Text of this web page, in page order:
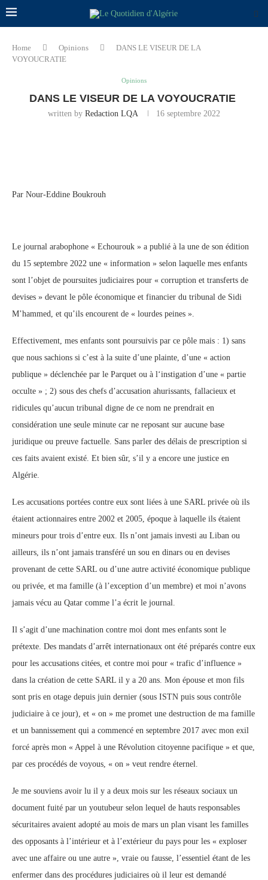
Home Opinions
DANS LE VISEUR DE LA
VOYOUCRATIE
Opinions
DANS LE VISEUR DE LA VOYOUCRATIE
written by Redaction LQA 16 septembre 2022
Par Nour-Eddine Boukrouh
Le journal arabophone « Echourouk » a publié à la une de son édition
du 15 septembre 2022 une ‎‎« information » selon laquelle mes enfants
sont l’objet de poursuites judiciaires pour « corruption ‎et transferts de
devises » devant le pôle économique et financier du tribunal de Sidi
M’hammed, et ‎qu’ils encourent de « lourdes peines‏ ‏‎».‎
Effectivement, mes enfants sont poursuivis par ce pôle mais : 1) sans
que nous sachions si c’est à la ‎suite d’une plainte, d’une « action
publique » déclenchée par le Parquet ou à l‘instigation d’une ‎‎« partie
occulte » ; 2) sous des chefs d’accusation ahurissants, fallacieux et
ridicules qu’aucun ‎tribunal digne de ce nom ne prendrait en
considération une seule minute car ne reposant sur ‎aucune base
juridique ou preuve factuelle. Sans parler des délais de prescription si
ces faits avaient ‎existé. Et bien sûr, s’il y a encore une justice en
Algérie.‎
Les accusations portées contre eux sont liées à une SARL privée où ils
étaient actionnaires entre ‎‎2002 et 2005, époque à laquelle ils étaient
mineurs pour trois d’entre eux. Ils n’ont jamais investi au ‎Liban ou
ailleurs, ils n’ont jamais transféré un sou en dinars ou en devises
provenant de cette SARL ‎ou d’une autre activité économique publique
ou privée, et ma famille (à l’exception d’un membre) ‎et moi n’avons
jamais vécu au Qatar comme l’a écrit le journal. ‎
Il s’agit d’une machination contre moi dont mes enfants sont le
prétexte. Des mandats d’arrêt ‎internationaux ont été préparés contre eux
pour les accusations citées, et contre moi pour « trafic ‎d’influence »
dans la création de cette SARL il y a 20 ans. Mon épouse et mon fils
sont pris en otage ‎depuis juin dernier (sous ISTN puis sous contrôle
judiciaire à ce jour), et « on » me promet une ‎destruction de ma famille
et un bannissement qui a commencé en septembre 2017 avec mon exil
‎forcé après mon « Appel à une Révolution citoyenne pacifique » et que,
par ces procédés de ‎voyous, « on » veut rendre éternel.‎
Je me souviens avoir lu il y a deux mois sur les réseaux sociaux un
document fuité par un youtubeur ‎selon lequel de hauts responsables
sécuritaires avaient adopté au mois de mars un plan visant les ‎familles
des opposants à l’intérieur et à l’extérieur du pays pour les « exploser
avec une affaire ou ‎une autre », vraie ou fausse, l’essentiel étant de les
enfermer dans des procédures judiciaires où il ‎leur est demandé